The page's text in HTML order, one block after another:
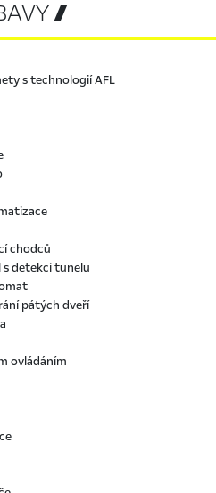

s technologií AFL
chodců
detekcí tunelu
pátých dveří
ovládáním